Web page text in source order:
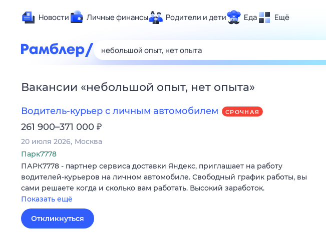
Новости Личные финансы Родители и дети Еда Ещё
Здоровье
Развлечения и отдых
Спорт
Карьера
Сберегаем вместе
Гороскопы
Вакансии «небольшой опыт, нет опыта»
Водитель-курьер с личным автомобилем СРОЧНАЯ
261 900–371 000 ₽
20 июля 2026 Москва
Парк7778
ПАРК7778 - партнер сервиса доставки Яндекс, приглашает на работу
водителей-курьеров на личном автомобиле. Свободный график работы, вы
сами решаете когда и сколько вам работать. Высокий заработок.
Показать ещё
Откликнуться